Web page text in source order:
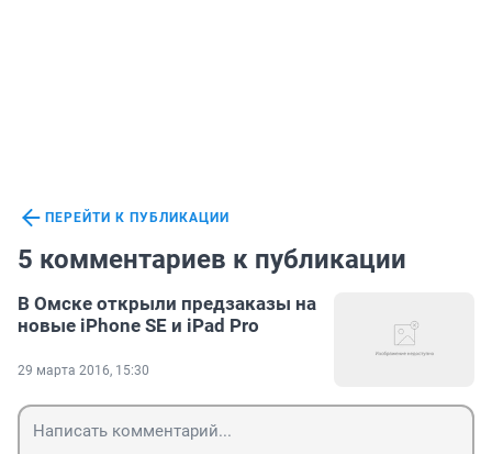
ПЕРЕЙТИ К ПУБЛИКАЦИИ
5 комментариев к публикации
В Омске открыли предзаказы на
новые iPhone SE и iPad Pro
29 марта 2016, 15:30